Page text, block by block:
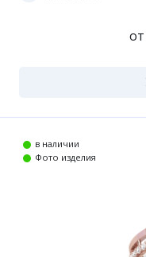
от
в наличии
Фото изделия